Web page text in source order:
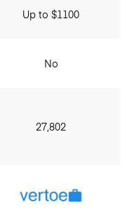
Up to $1100
No
27,802